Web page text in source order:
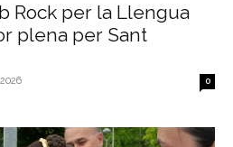
Rock per la Llengua
plena per Sant
0